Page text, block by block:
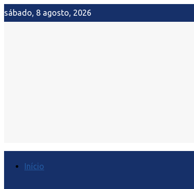
sábado, 8 agosto, 2026
Início